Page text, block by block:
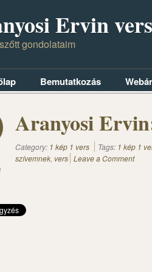
Ervin
gondolataim
Bemutatkozás
Aranyosi
Category: 1 kép 1 vers Tags: 1 kép 1
szívemnek, vers Leave a Comment